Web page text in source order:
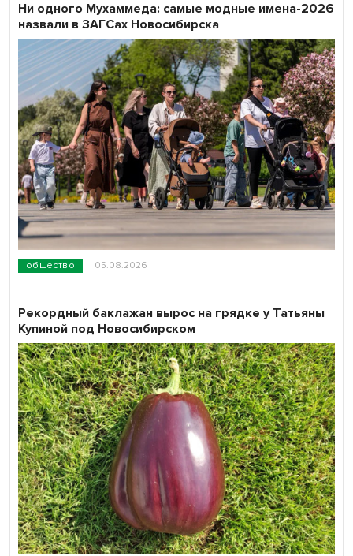
общество 05.08.2026
Ни одного Мухаммеда: самые модные имена-2026
назвали в ЗАГСах Новосибирска
Рекордный баклажан вырос на грядке у Татьяны
Купиной под Новосибирском